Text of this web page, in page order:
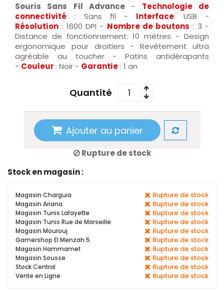
Souris Sans Fil Advance - Technologie de
connectivité : Sans fil - Interface: USB -
Résolution : 1600 DPI - Nombre de boutons : 3 -
Distance de fonctionnement: 10 mètres - Design
ergonomique pour droitiers - Revêtement ultra
agréable au toucher - Patins antidérapants
- Couleur : Noir - Garantie : 1 an
Quantité
Ajouter au panier
Rupture de stock
Stock en magasin :
Magasin Charguia Rupture de stock
Magasin Ariana Rupture de stock
Magasin Tunis Lafayette Rupture de stock
Magasin Tunis Rue de Marseille Rupture de stock
Magasin Mourouj Rupture de stock
Gamershop El Menzah 5 Rupture de stock
Magasin Hammamet Rupture de stock
Magasin Sousse Rupture de stock
Stock Central Rupture de stock
Vente en Ligne Rupture de stock